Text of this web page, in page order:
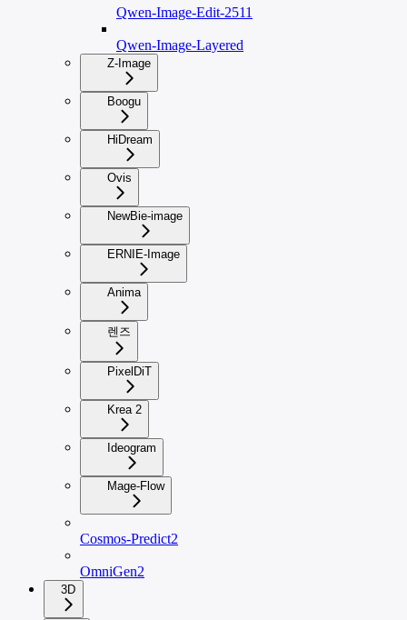
Qwen-Image-Edit-2511
Qwen-Image-Layered
Z-Image
Boogu
HiDream
Ovis
NewBie-image
ERNIE-Image
Anima
렌즈
PixelDiT
Krea 2
Ideogram
Mage-Flow
Cosmos-Predict2
OmniGen2
3D